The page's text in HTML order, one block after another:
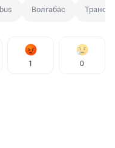
Волгабас
1 0